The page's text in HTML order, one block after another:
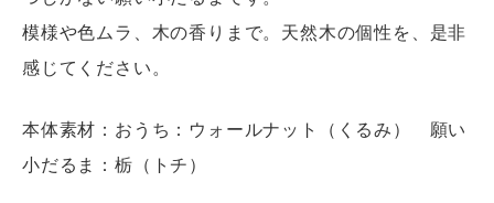
模様や色ムラ、木の香りまで。天然木の個性を、是非
感じてください。
本体素材：おうち：ウォールナット（くるみ） 願い
小だるま：栃（トチ）